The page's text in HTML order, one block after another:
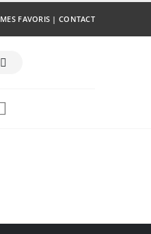
MES FAVORIS |CONTACT